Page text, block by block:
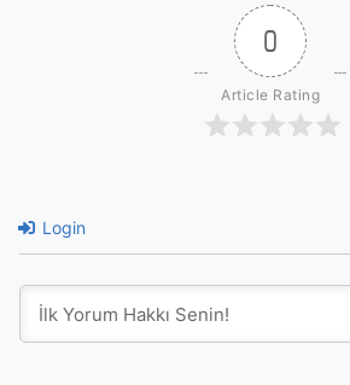
0
Article Rating
Login